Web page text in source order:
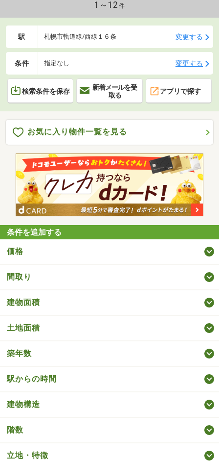
当りが良く、洗濯物の乾きます〇2015年12月に外壁と窓枠を新規
1～12 件
駅 札幌市軌道線/西線１６条 変更する
条件 指定なし 変更する
検索条件を保存
新着メールを受
取る
アプリで探す
お気に入り物件一覧を見る
条件を追加する
価格
間取り
建物面積
土地面積
築年数
駅からの時間
建物構造
階数
立地・特徴